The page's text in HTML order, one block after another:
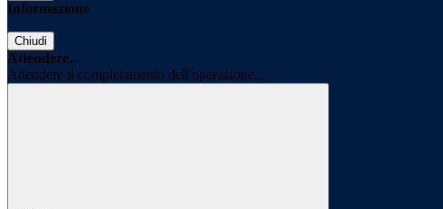
Informazione
Chiudi
Attendere...
Attendere il completamento dell'operazione...